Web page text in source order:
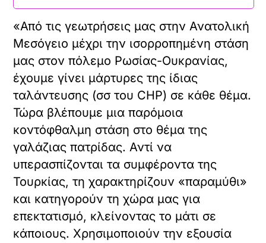
«Από τις γεωτρήσεις μας στην Ανατολική
Μεσόγειο μέχρι την ισορροπημένη στάση
μας στον πόλεμο Ρωσίας-Ουκρανίας,
έχουμε γίνει μάρτυρες της ίδιας
ταλάντευσης (σσ του CHP) σε κάθε θέμα.
Τώρα βλέπουμε μια παρόμοια
κοντόφθαλμη στάση στο θέμα της
γαλάζιας πατρίδας. Αντί να
υπερασπίζονται τα συμφέροντα της
Τουρκίας, τη χαρακτηρίζουν «παραμύθι»
και κατηγορούν τη χώρα μας για
επεκτατισμό, κλείνοντας το μάτι σε
κάποιους. Χρησιμοποιούν την εξουσία